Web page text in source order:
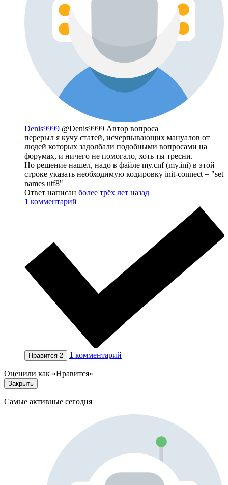
Denis9999 @Denis9999 Автор вопроса
перерыл я кучу статей, исчерпывающих мануалов от
людей которых задолбали подобными вопросами на
форумах, и ничего не помогало, хоть ты тресни.
Но решение нашел, надо в файле my.cnf (my.ini) в этой
строке указать необходимую кодировку init-connect = "set
names utf8"
Ответ написан более трёх лет назад
1 комментарий
Нравится 2 1 комментарий
Оценили как «Нравится»
Закрыть
Самые активные сегодня